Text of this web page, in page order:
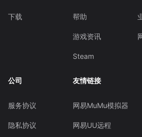
下载 帮助
游戏资讯
Steam
公司
服务协议
隐私协议
友情链接
网易MuMu模拟器
网易UU远程